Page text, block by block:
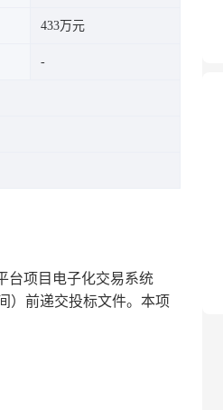
433万元
台项目电子化交易系统
）前递交投标文件。 本项